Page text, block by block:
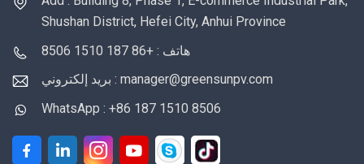
Shushan District, Hefei City, Anhui Province
هاتف : +86 187 1510 8506
بريد إلكتروني : manager@greensunpv.com
WhatsApp : +86 187 1510 8506